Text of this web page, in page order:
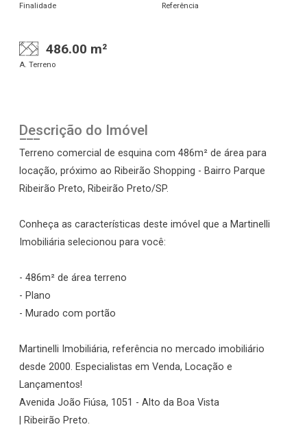
Finalidade Referência
486.00 m²
A. Terreno
Descrição do Imóvel
Terreno comercial de esquina com 486m² de área para
locação, próximo ao Ribeirão Shopping - Bairro Parque
Ribeirão Preto, Ribeirão Preto/SP.
Conheça as características deste imóvel que a Martinelli
Imobiliária selecionou para você:
- 486m² de área terreno
- Plano
- Murado com portão
Martinelli Imobiliária, referência no mercado imobiliário
desde 2000. Especialistas em Venda, Locação e
Lançamentos!
Avenida João Fiúsa, 1051 - Alto da Boa Vista
| Ribeirão Preto.